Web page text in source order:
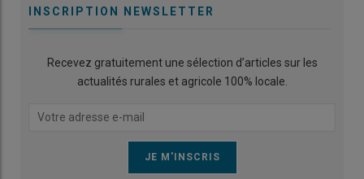
INSCRIPTION NEWSLETTER
Recevez gratuitement une sélection d’articles sur les
actualités rurales et agricole 100% locale.